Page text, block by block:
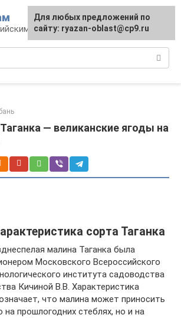
городам
— великанские ягоды на
сорта Таганка
малина Таганка была
Московского Всероссийского
института садоводства
Кичиной В.В. Характеристика
что малина может приносить
на прошлогодних стеблях, но и на
Для любых предложений по
сайту: ryazan-oblast@cp9.ru